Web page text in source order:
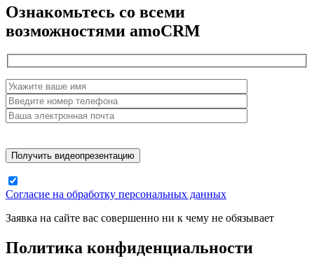
Ознакомьтесь со всеми
возможностями amoCRM
Согласие на обработку персональных данных
Заявка на сайте вас совершенно ни к чему не обязывает
Политика конфиденциальности